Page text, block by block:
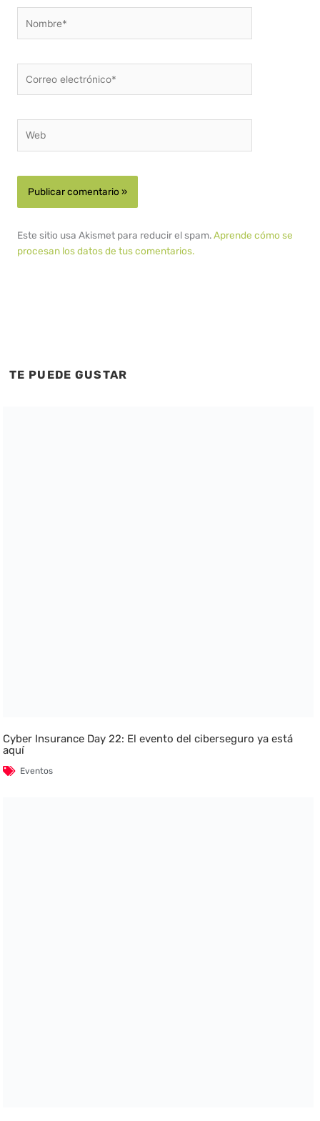
electrónico*
Este sitio usa Akismet para reducir el spam.Aprende cómo se
procesan los datos de tus comentarios.
TE PUEDE GUSTAR
Cyber Insurance Day 22: El evento del ciberseguro ya está
aquí
Eventos